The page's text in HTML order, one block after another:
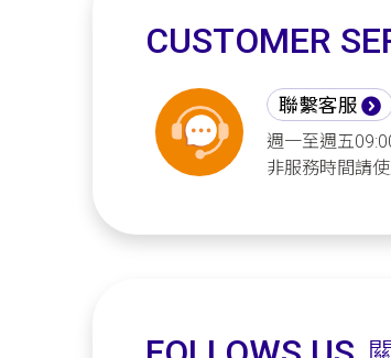
CUSTOMER
聯繫客服
週一至週五
非服務時間請